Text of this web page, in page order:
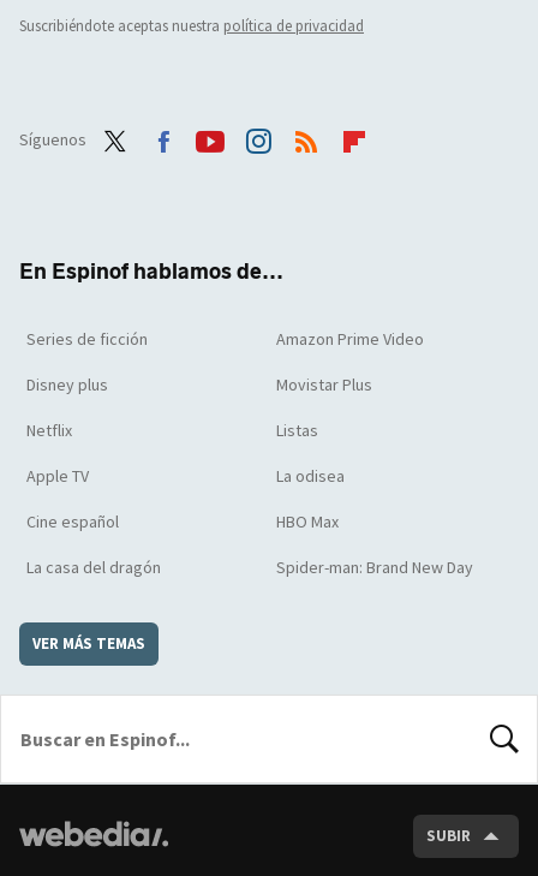
Suscribiéndote aceptas nuestra política de privacidad
Síguenos
En Espinof hablamos de...
Series de ficción Amazon Prime Video
Disney plus Movistar Plus
Netflix Listas
Apple TV La odisea
Cine español HBO Max
La casa del dragón Spider-man: Brand New Day
VER MÁS TEMAS
SUBIR